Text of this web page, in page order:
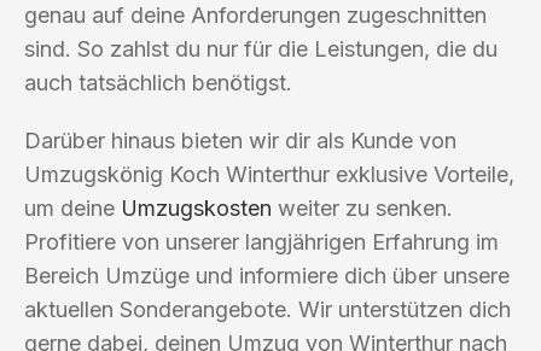
genau auf deine Anforderungen zugeschnitten
sind. So zahlst du nur für die Leistungen, die du
auch tatsächlich benötigst.
Darüber hinaus bieten wir dir als Kunde von
Umzugskönig Koch Winterthur exklusive Vorteile,
um deine Umzugskosten weiter zu senken.
Profitiere von unserer langjährigen Erfahrung im
Bereich Umzüge und informiere dich über unsere
aktuellen Sonderangebote. Wir unterstützen dich
gerne dabei, deinen Umzug von Winterthur nach